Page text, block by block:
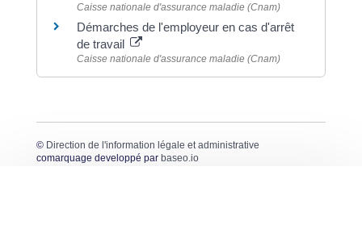
Caisse nationale d'assurance maladie (Cnam)
Démarches de l'employeur en cas d'arrêt
de travail
Caisse nationale d'assurance maladie (Cnam)
© Direction de l'information légale et administrative
comarquage developpé par baseo.io